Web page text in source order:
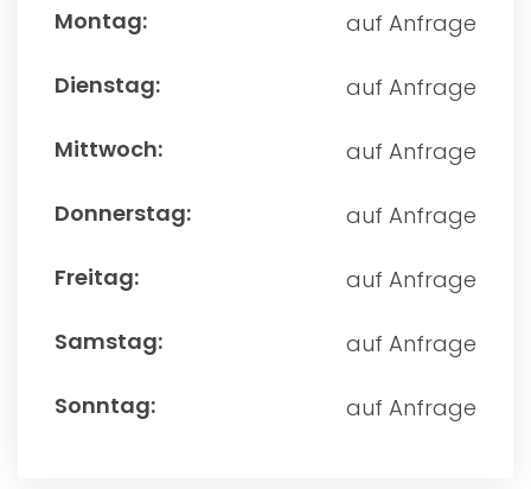
auf Anfrage
auf Anfrage
auf Anfrage
auf Anfrage
auf Anfrage
auf Anfrage
auf Anfrage